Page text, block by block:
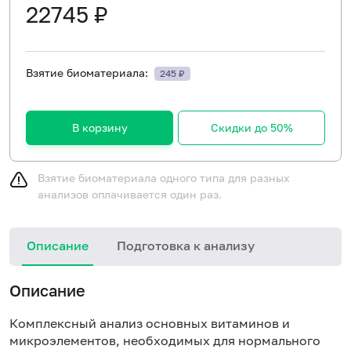
22745 ₽
Взятие биоматериала: 245 ₽
В корзину Скидки до 50%
Взятие биоматериала одного типа для разных
анализов оплачивается один раз.
Описание Подготовка к анализу
Описание
Комплексный анализ основных витаминов и
микроэлементов, необходимых для нормального